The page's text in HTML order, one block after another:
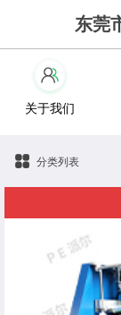
东莞
关于我们
分类列表